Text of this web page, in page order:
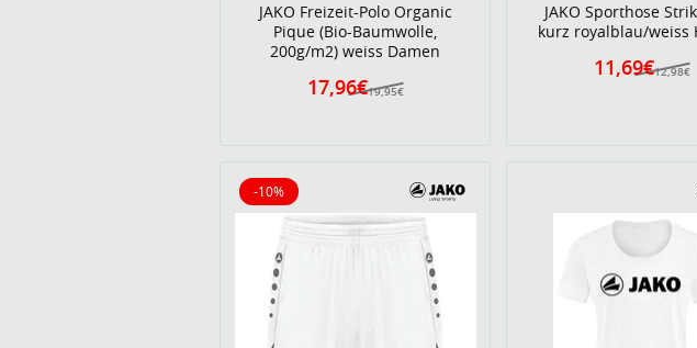
JAKO Freizeit-Polo Organic
Pique (Bio-Baumwolle,
200g/m2) weiss Damen
19,95€
17,96€
JAKO Sporthose
kurz royalblau/weiss
12,98€
11,69€
-10%
10% reduziert